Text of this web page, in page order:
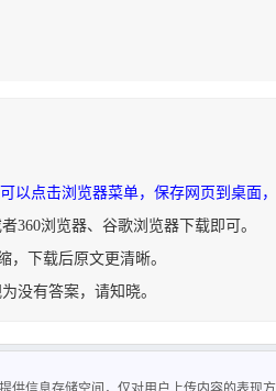
以点击浏览器菜单，保存网页到桌面
360浏览器、谷歌浏览器下载即可。
，下载后原文更清晰。
没有答案，请知晓。